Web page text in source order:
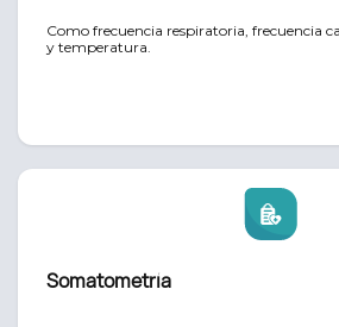
Como frecuencia respiratoria, frecuencia
y temperatura.
Somatometría